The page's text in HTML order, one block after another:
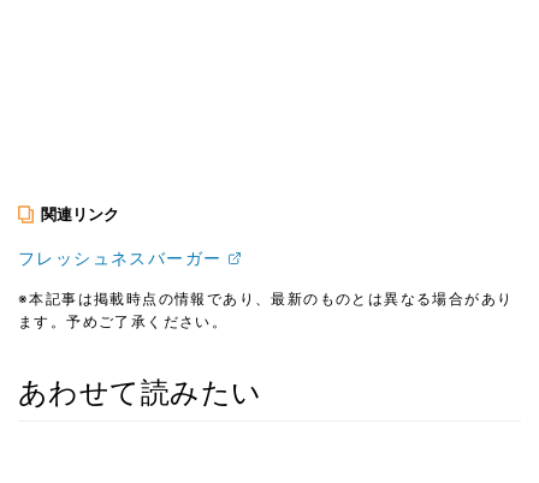
関連リンク
フレッシュネスバーガー
※本記事は掲載時点の情報であり、最新のものとは異なる場合があり
ます。予めご了承ください。
あわせて読みたい